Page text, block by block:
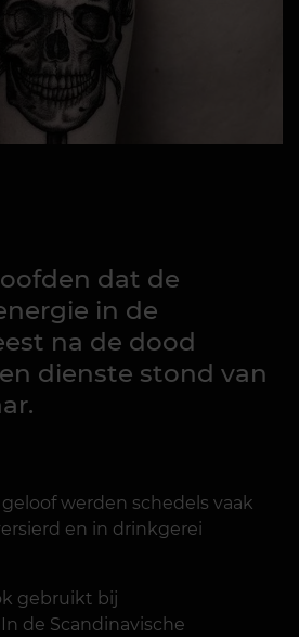
dat de
in de
na de dood
dienste stond van
werden schedels vaak
en in drinkgerei
gebruikt bij
de Scandinavische